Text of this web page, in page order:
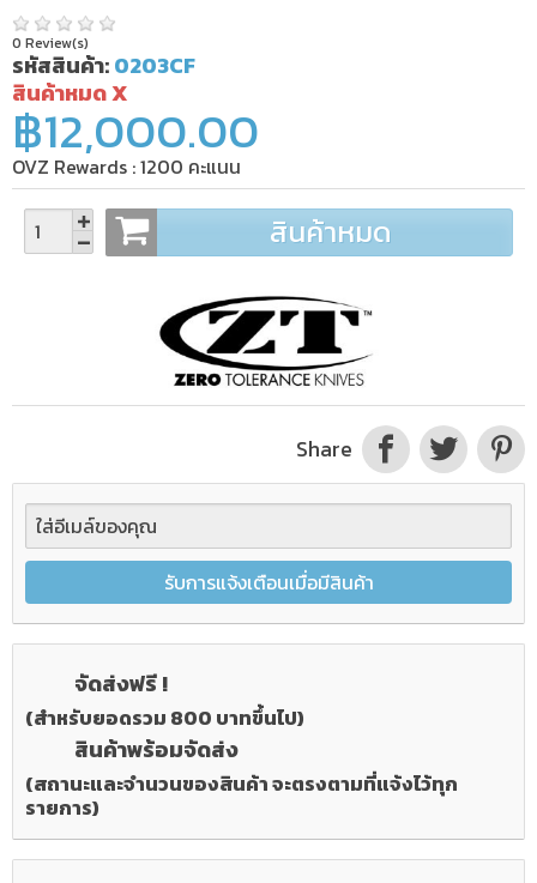
0 Review(s)
รหัสสินค้า:0203CF
สินค้าหมด X
฿12,000.00
OVZ Rewards :1200 คะแนน
สินค้าหมด
Share
รับการแจ้งเตือนเมื่อมีสินค้า
จัดส่งฟรี !
(สำหรับยอดรวม 800 บาทขึ้นไป)
สินค้าพร้อมจัดส่ง
(สถานะและจำนวนของสินค้า จะตรงตามที่แจ้งไว้ทุก
รายการ)